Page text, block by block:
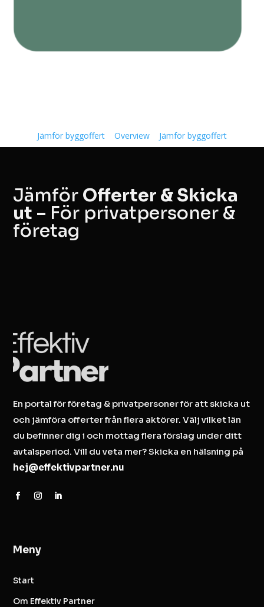
Jämför byggoffert Overview Jämför byggoffert
Jämför Offerter & Skicka
ut – För privatpersoner &
företag
En portal för företag & privatpersoner för att skicka ut
och jämföra offerter från flera aktörer. Välj vilket län
du befinner dig i och mottag flera förslag under ditt
avtalsperiod. Vill du veta mer? Skicka en hälsning på
hej@effektivpartner.nu
Meny
Start
Om Effektiv Partner